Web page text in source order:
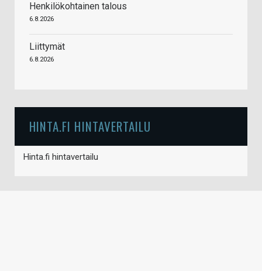
Henkilökohtainen talous
6.8.2026
Liittymät
6.8.2026
HINTA.FI HINTAVERTAILU
Hinta.fi hintavertailu